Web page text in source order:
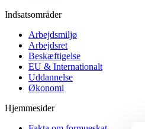
Indsatsområder
Arbejdsmiljø
Arbejdsret
Beskæftigelse
EU & Internationalt
Uddannelse
Økonomi
Hjemmesider